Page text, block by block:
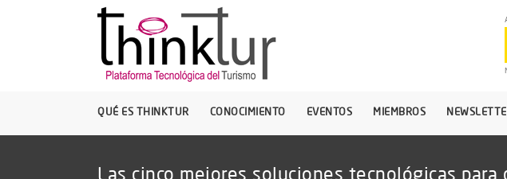
QUÉ ES THINKTUR CONOCIMIENTO EVENTOS MIEMBROS
Las cinco mejores soluciones tecnológicas